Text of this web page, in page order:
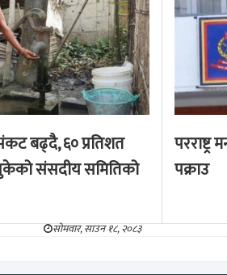
बढ्दै, ६० प्रतिशत
संसदीय समितिको
सोमवार, साउन १८, २०८३
पक्राउ